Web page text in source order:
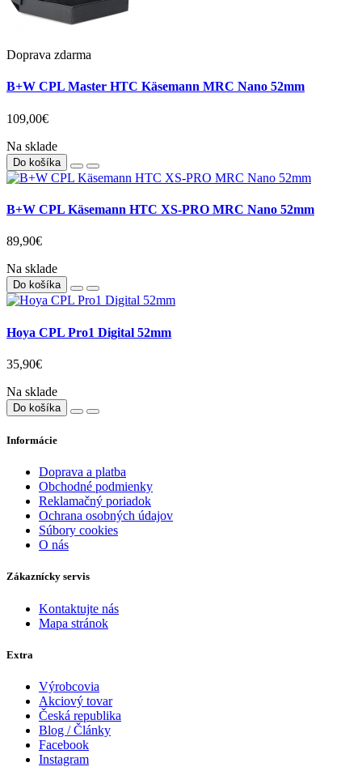
Doprava zdarma
B+W CPL Master HTC Käsemann MRC Nano 52mm
109,00€
Na sklade
Do košíka
B+W CPL Käsemann HTC XS-PRO MRC Nano 52mm
89,90€
Na sklade
Do košíka
Hoya CPL Pro1 Digital 52mm
35,90€
Na sklade
Do košíka
Informácie
Doprava a platba
Obchodné podmienky
Reklamačný poriadok
Ochrana osobných údajov
Súbory cookies
O nás
Zákaznícky servis
Kontaktujte nás
Mapa stránok
Extra
Výrobcovia
Akciový tovar
Česká republika
Blog / Články
Facebook
Instagram